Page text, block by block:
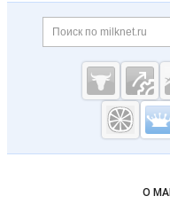
Cсылки на
Важные разделы
Навигация по сайту
О